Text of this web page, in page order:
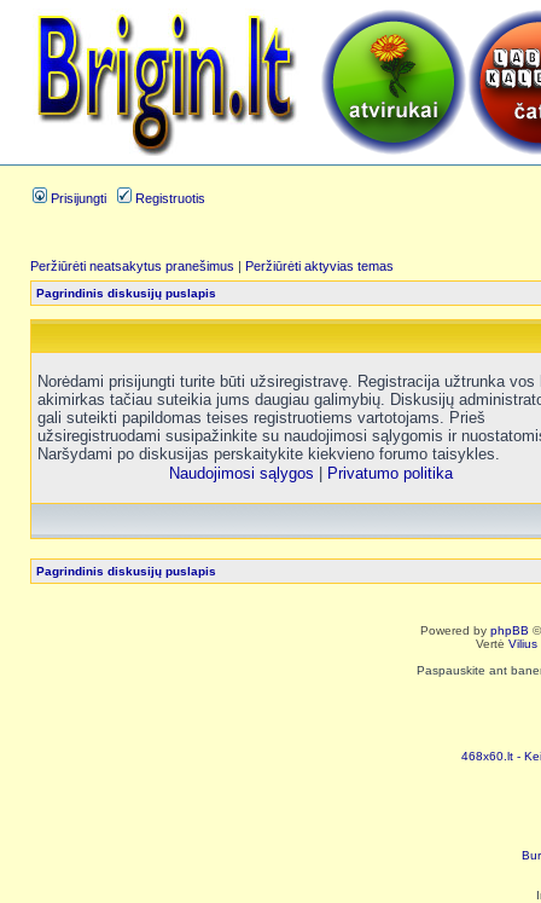
Prisijungti Registruotis
Peržiūrėti neatsakytus pranešimus | Peržiūrėti aktyvias temas
Pagrindinis diskusijų puslapis
Norėdami prisijungti turite būti užsiregistravę. Registracija užtrunka vos
akimirkas tačiau suteikia jums daugiau galimybių. Diskusijų
gali suteikti papildomas teises registruotiems vartotojams. Prieš
užsiregistruodami susipažinkite su naudojimosi sąlygomis ir
Naršydami po diskusijas perskaitykite kiekvieno forumo taisykles.
Naudojimosi sąlygos
Privatumo politika
Pagrindinis diskusijų puslapis
Powered by phpBB
Vertė Vilius
Paspauskite ant
468x60.lt -